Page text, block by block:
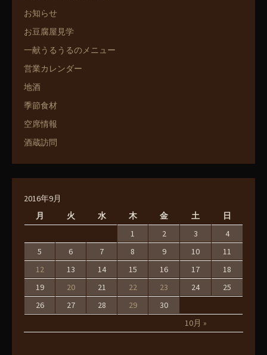
お知らせ
お豆腐屋見学
一献うるうるのメニュー
営業カレンダー
地酒
季節食材
空席情報
酒蔵訪問
2016年9月
月
火 水 木 金 土 日
10月 »
1 2 3
4
5
6 7 8 9 10
11
12
13 14 15 16 17
18
19
20 21 22 23 24
25
26
27 28 29 30